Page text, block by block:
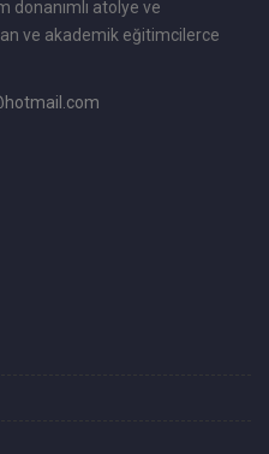
donanımlı atolye ve
ve akademik eğitimcilerce